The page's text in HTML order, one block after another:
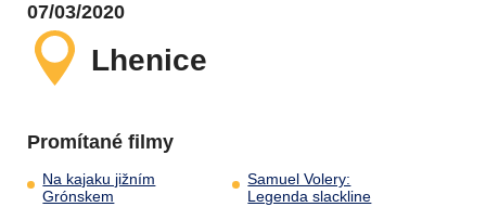
07/03/2020
Lhenice
Promítané filmy
Na kajaku jižním
Grónskem
Samuel Volery:
Legenda slackline